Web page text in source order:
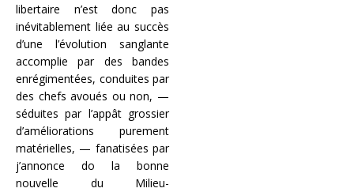
libertaire n’est donc pas
inévitablement liée au succès
d’une l’évolution sanglante
accomplie par des bandes
enrégimentées, conduites par
des chefs avoués ou non, —
séduites par l’appât grossier
d’améliorations purement
matérielles, — fanatisées par
j’annonce do la bonne
nouvelle du Milieu-